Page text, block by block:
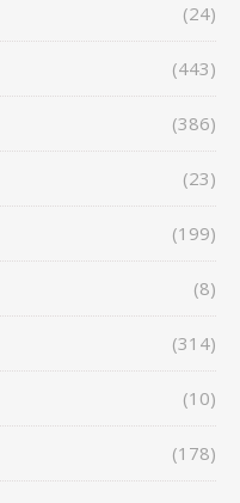
(24)
(443)
(386)
(23)
(199)
(8)
(314)
(10)
(178)